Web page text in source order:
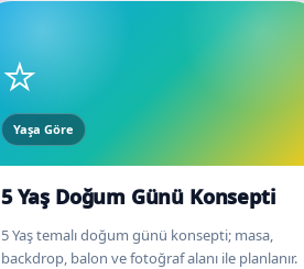
⭐
Yaşa Göre
5 Yaş Doğum Günü Konsepti
5 Yaş temalı doğum günü konsepti; masa,
backdrop, balon ve fotoğraf alanı ile planlanır.